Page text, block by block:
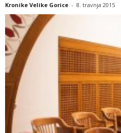
Kronike Velike Gorice - 8. travnja 2015